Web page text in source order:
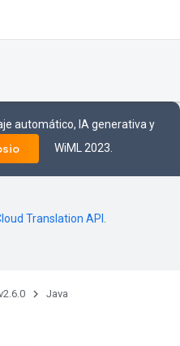
automático, IA generativa y
WiML 2023.
Translation API
Java